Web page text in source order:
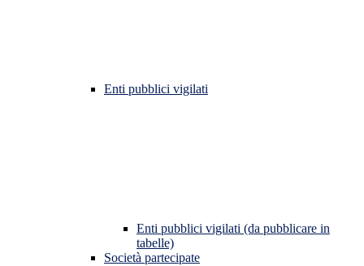
Enti pubblici vigilati
Enti pubblici vigilati (da pubblicare in
tabelle)
Società partecipate